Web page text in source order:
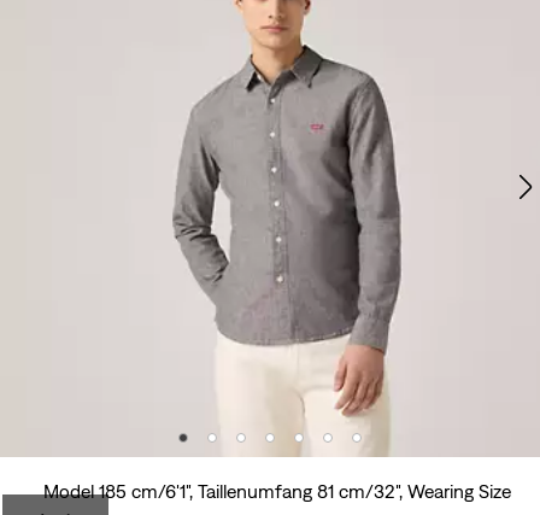
Model 185 cm/6'1", Taillenumfang 81 cm/32", Wearing Size